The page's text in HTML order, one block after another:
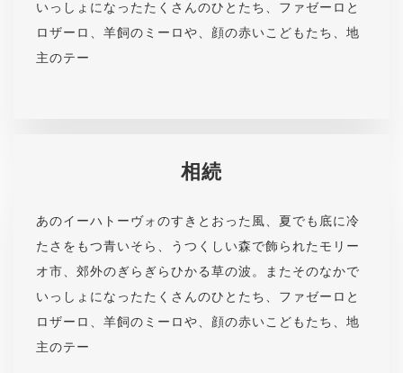
いっしょになったたくさんのひとたち、ファゼーロと
ロザーロ、羊飼のミーロや、顔の赤いこどもたち、地
主のテー
相続
あのイーハトーヴォのすきとおった風、夏でも底に冷
たさをもつ青いそら、うつくしい森で飾られたモリー
オ市、郊外のぎらぎらひかる草の波。またそのなかで
いっしょになったたくさんのひとたち、ファゼーロと
ロザーロ、羊飼のミーロや、顔の赤いこどもたち、地
主のテー